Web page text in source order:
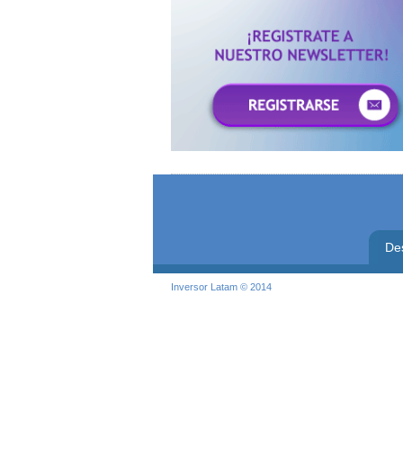
Inversor Latam © 2014